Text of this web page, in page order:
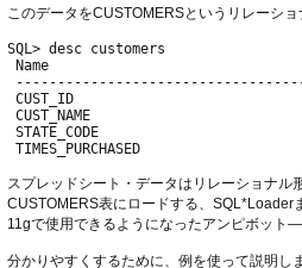
このデータをCUSTOMERSというリレーシ
SQL> desc customers
Name
CUST_ID
CUST_NAME
STATE_CODE
スプレッドシート・データはリレーショナ
CUSTOMERS表にロードする、SQL*Loader
11gで使用できるようになったアンピボット
分かりやすくするために、例を使って説明し